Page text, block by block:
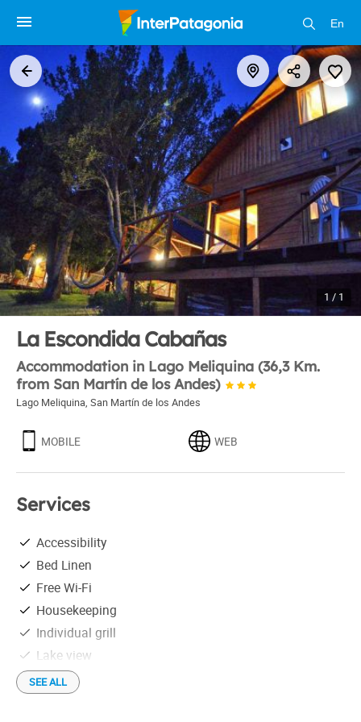
En
1 / 1
La Escondida Cabañas
Accommodation in Lago Meliquina (36,3 Km.
from San Martín de los Andes)
Lago Meliquina, San Martín de los Andes
MOBILE WEB
Services
Accessibility
Bed Linen
Free Wi-Fi
Housekeeping
Individual grill
Lake view
Linen
On the outskirts of town
SEE ALL